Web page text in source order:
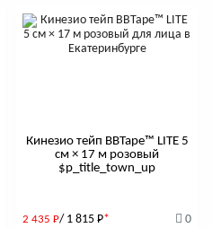
Кинезио тейп BBTape™ LITE 5
см × 17 м розовый
$р_title_town_up
2 435 Р/ 1 815 Р* 0